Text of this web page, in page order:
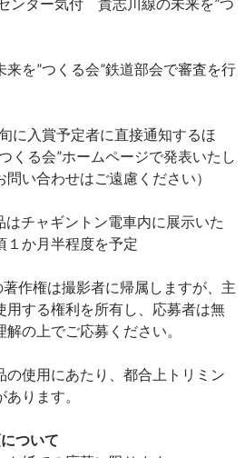
来を”つくる会”鉄道部会で審査を行
に入賞予定者に直接通知するほ
くる会”ホームページで発表いたし
い合わせはご遠慮ください）
はチャギントン電車内に展示いた
か月半程度を予定
著作権は撮影者に帰属しますが、主
用する権利を所有し、応募者は無
の上でご応募ください。
の使用にあたり、都合上トリミン
ります。
ついて